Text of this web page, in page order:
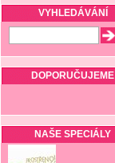
VYHLEDÁVÁNÍ
DOPORUČUJEME
NAŠE SPECIÁLY